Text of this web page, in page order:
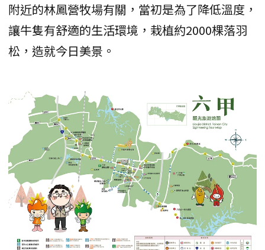
附近的林鳳營牧場有關，當初是為了降低溫度，
讓牛隻有舒適的生活環境，栽植約2000棵落羽
松，造就今日美景。